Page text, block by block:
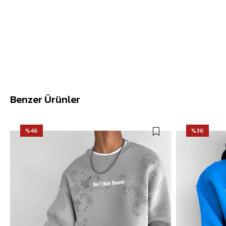
Benzer Ürünler
%46 %36